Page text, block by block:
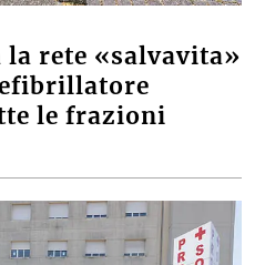
rete «salvavita»
le frazioni